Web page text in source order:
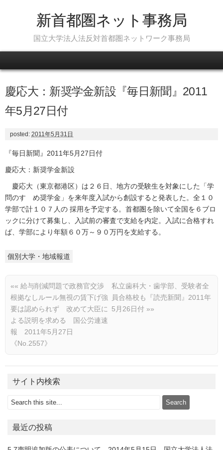
新首都圏ネット事務局
国立大学法人法反対首都圏ネットワーク事務局
慶応大：新奨学金新設『毎日新聞』2011
年5月27日付
posted: 2011年5月31日
『毎日新聞』2011年5月27日付
慶応大：新奨学金新設
慶応大（東京都港区）は２６日、地方の受験生を対象にした「学
問のすゝめ奨学金」を来年度入試から創設すると発表した。全１０
学部で計１０７人の 採用を予定する。首都圏を除いて全国を６ブロ
ックに分けて募集し、入試前の審査で支給を内定。入試に合格すれ
ば、学部により年額６０万～９０万円を支給する。
個別大学・地域報道
«« 給与削減問題で政務官交渉
根拠なしルール無視の賃下げ強
要は認められず 改めて大臣に
よる説明を求める 国公労連速
報 2011年5月27日
《No.2557》
私立歯科大・歯学部、受験者全
員合格校も『読売新聞』2011年
5月26日付 »»
サイト内検索
最近の投稿